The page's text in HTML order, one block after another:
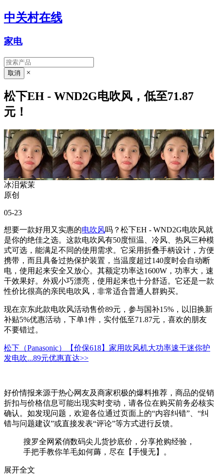
中关村在线
家电
×
松下EH - WND2G电吹风，低至71.87
元！
冰泪紫茉
原创
05-23
想要一款好用又实惠的电吹风吗？松下EH - WND2G电吹风就
是你的绝佳之选。这款电吹风有50度恒温、冷风、热风三种模
式可选，能满足不同的使用需求。它采用折叠手柄设计，方便
携带，而且具备过热保护装置，当温度超过140度时会自动断
电，使用起来安全又放心。其额定功率达1600W，功率大，速
干效果好。外观小巧漂亮，使用起来也十分舒适。它还是一款
性价比很高的亲民电吹风，非常适合普通人群购买。
现在京东此款电吹风活动售价89元，参与国补15%，以旧换新
补贴5%优惠活动，下单1件，实付低至71.87元，喜欢的朋友
不要错过。
松下（Panasonic）【价保618】家用吹风机大功率速干迷你护
发电吹...89元优惠直达>>
好价情报来源于热心网友及商家积极的爆料推荐，商品的促销
折扣与价格信息可能出现实时变动，请各位在购买前务必核实
确认。如发现问题，欢迎各位通过页面上的“内容纠错”、“纠
错与问题建议”或直接发表“评论”等方式进行反馈。
搜罗全网紧俏数码尖儿货抄底价，分享抢购经验，
手把手教你羊毛如何薅，尽在【手慢无】。
展开全文